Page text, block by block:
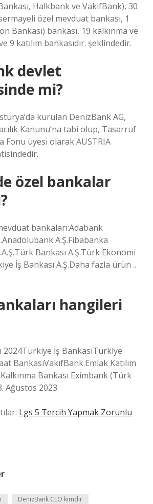
Halkbank ve VakıfBank), 30
özel mevduat bankası, 1
Bankası) bankası, 19 kalkınma ve
9 katılım bankasıdır. şeklindedir.
devlet
mi?
kurulan DenizBank AG,
Kanunu’na tabi olup, Tasarruf
Fonu üyesi olarak AUSTRIA
özel bankalar
bankaları:Adabank
A.Ş.Fibabanka
Bankası A.Ş.Türk Ekonomi
İş Bankası A.Ş.Daha fazla ürün ..
hangileri
2024Türkiye İş BankasıTürkiye
BankasıVakıfBank.Emlak Katılım
Bankası Eximbank (Türk
Ağustos 2023
Lgs 5 Tercih Yapmak Zorunlu
DenizBank CEO kimdir